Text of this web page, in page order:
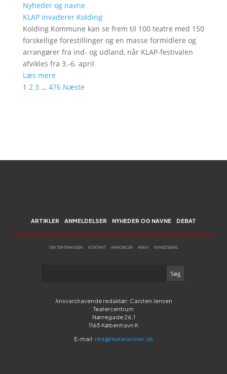
Nyheder og navne
KLAP invaderer Kolding
Kolding Kommune kan se frem til 100 teatre med 150
forskellige forestillinger og en masse formidlere og
arrangører fra ind- og udland, når KLAP-festivalen
afvikles fra 3.-6. april
Læs mere
1 2 3 … 476 Næste
ARTIKLER ANMELDELSER NYHEDER OG NAVNE DEBAT
OM TEATERAVISEN KONTAKT ANNONCER ARKIV NYHEDSMAIL
Ansvarshavende redaktør: Carsten Jensen
Teatercentrum
Nørregade 26,1
1165 København K
E-mail: red@teateravisen.dk